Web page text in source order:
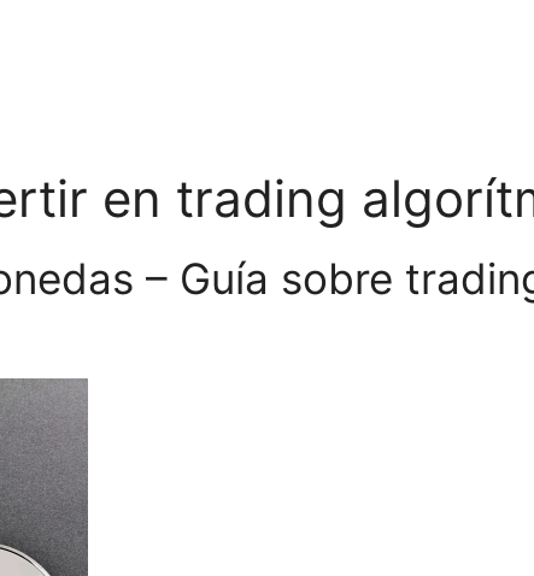
en trading
– Guía sobre